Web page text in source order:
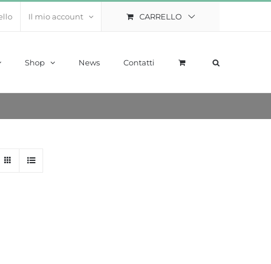
Il mio account CARRELLO
Shop News Contatti